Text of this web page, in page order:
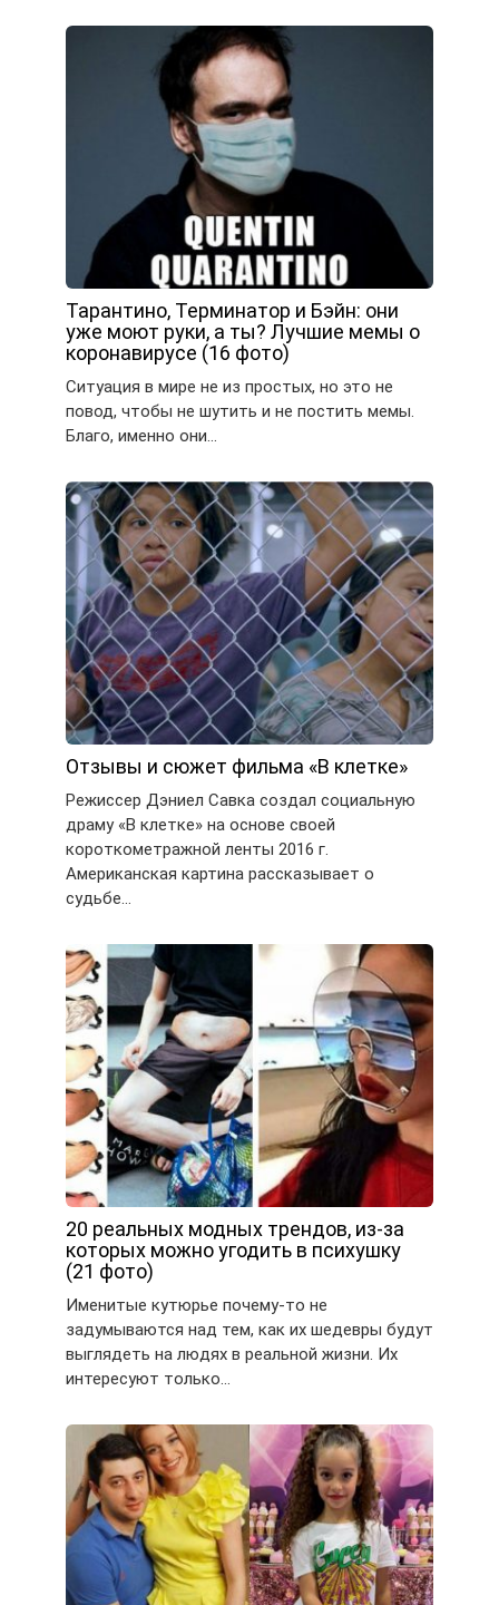
Тарантино, Терминатор и Бэйн: они
уже моют руки, а ты? Лучшие мемы о
коронавирусе (16 фото)
Ситуация в мире не из простых, но это не
повод, чтобы не шутить и не постить мемы.
Благо, именно они…
Отзывы и сюжет фильма «В клетке»
Режиссер Дэниел Савка создал социальную
драму «В клетке» на основе своей
короткометражной ленты 2016 г.
Американская картина рассказывает о
судьбе…
20 реальных модных трендов, из-за
которых можно угодить в психушку
(21 фото)
Именитые кутюрье почему-то не
задумываются над тем, как их шедевры будут
выглядеть на людях в реальной жизни. Их
интересуют только…